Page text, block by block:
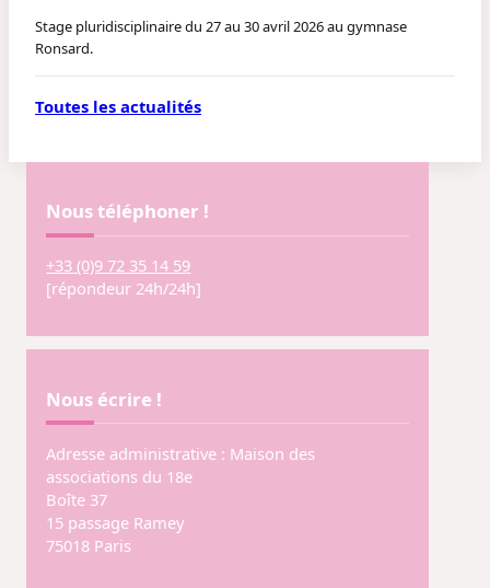
Stage pluridisciplinaire du 27 au 30 avril 2026 au gymnase
Ronsard.
Toutes les actualités
Nous téléphoner !
+33 (0)9 72 35 14 59
[répondeur 24h/24h]
Nous écrire !
Adresse administrative : Maison des
associations du 18e
Boîte 37
15 passage Ramey
75018 Paris